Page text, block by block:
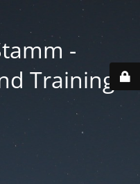
-
Training